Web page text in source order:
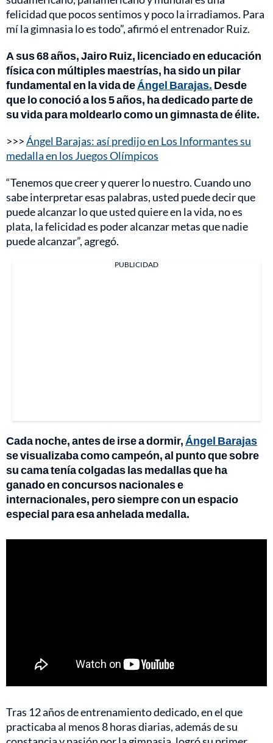
felicidad que pocos sentimos y poco la irradiamos. Para
mí la gimnasia lo es todo”, afirmó el entrenador Ruiz.
A sus 68 años, Jairo Ruiz, licenciado en educación
física con múltiples maestrías, ha sido un pilar
fundamental en la vida deÁngel Barajas. Desde
que lo conoció a los 5 años, ha dedicado parte de
su vida para moldearlo como un gimnasta de élite.
>>>Ángel Barajas: así predijo en Los Informantes su
medalla en los Juegos Olímpicos
“Tenemos que creer y querer lo nuestro. Cuando uno
sabe interpretar esas palabras, usted puede decir que
puede alcanzar lo que usted quiere en la vida, no es
plata, la felicidad es poder alcanzar metas que nadie
puede alcanzar”, agregó.
PUBLICIDAD
Cada noche, antes de irse a dormir, Ángel Barajas
se visualizaba como campeón, al punto que sobre
su cama tenía colgadas las medallas que ha
ganado en concursos nacionales e
internacionales, pero siempre con un espacio
especial para esa anhelada medalla.
Tras 12 años de entrenamiento dedicado, en el que
practicaba al menos 8 horas diarias, además de su